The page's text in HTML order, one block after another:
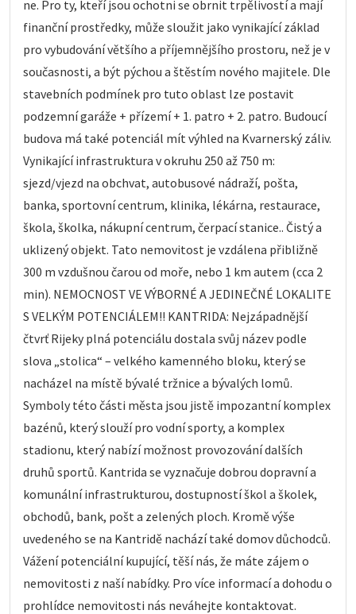
ne. Pro ty, kteří jsou ochotni se obrnit trpělivostí a mají
finanční prostředky, může sloužit jako vynikající základ
pro vybudování většího a příjemnějšího prostoru, než je v
současnosti, a být pýchou a štěstím nového majitele. Dle
stavebních podmínek pro tuto oblast lze postavit
podzemní garáže + přízemí + 1. patro + 2. patro. Budoucí
budova má také potenciál mít výhled na Kvarnerský záliv.
Vynikající infrastruktura v okruhu 250 až 750 m:
sjezd/vjezd na obchvat, autobusové nádraží, pošta,
banka, sportovní centrum, klinika, lékárna, restaurace,
škola, školka, nákupní centrum, čerpací stanice.. Čistý a
uklizený objekt. Tato nemovitost je vzdálena přibližně
300 m vzdušnou čarou od moře, nebo 1 km autem (cca 2
min). NEMOCNOST VE VÝBORNÉ A JEDINEČNÉ LOKALITE
S VELKÝM POTENCIÁLEM!! KANTRIDA: Nejzápadnější
čtvrť Rijeky plná potenciálu dostala svůj název podle
slova „stolica“ – velkého kamenného bloku, který se
nacházel na místě bývalé tržnice a bývalých lomů.
Symboly této části města jsou jistě impozantní komplex
bazénů, který slouží pro vodní sporty, a komplex
stadionu, který nabízí možnost provozování dalších
druhů sportů. Kantrida se vyznačuje dobrou dopravní a
komunální infrastrukturou, dostupností škol a školek,
obchodů, bank, pošt a zelených ploch. Kromě výše
uvedeného se na Kantridě nachází také domov důchodců.
Vážení potenciální kupující, těší nás, že máte zájem o
nemovitosti z naší nabídky. Pro více informací a dohodu o
prohlídce nemovitosti nás neváhejte kontaktovat.